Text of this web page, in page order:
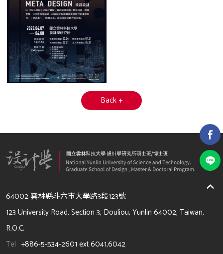
Back +
64002 雲林縣斗六市大學路3段123號
123 University Road, Section 3, Douliou, Yunlin 64002, Taiwan,
R.O.C.
Tel +886-5-534-2601 ext 6041,6042